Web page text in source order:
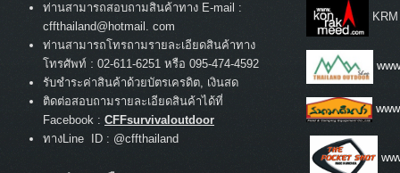
ท่านสามารถสอบถามสินค้าทาง E-mail :
cffthailand@hotmail. com
ท่านสามารถโทรถามรายละเอียดสินค้าทาง
โทรศัพท์ : 02-611-6251 หรือ 095-474-4592
รับชำระค่าสินค้าด้วยบัตรเครดิต, เงินสด
ติดต่อสอบถามรายละเอียดสินค้าได้ที่
Facebook : CFFsurvivaloutdoor
ทางLine ID : @cffthailand
KRM